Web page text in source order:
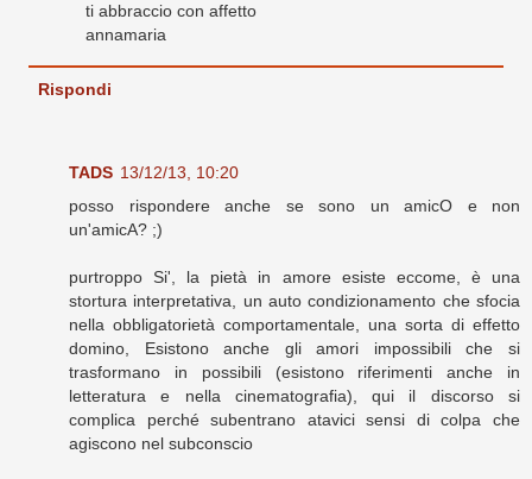
ti abbraccio con affetto
annamaria
Rispondi
TADS 13/12/13, 10:20
posso rispondere anche se sono un amicO e non
un'amicA? ;)
purtroppo Si', la pietà in amore esiste eccome, è una
stortura interpretativa, un auto condizionamento che sfocia
nella obbligatorietà comportamentale, una sorta di effetto
domino, Esistono anche gli amori impossibili che si
trasformano in possibili (esistono riferimenti anche in
letteratura e nella cinematografia), qui il discorso si
complica perché subentrano atavici sensi di colpa che
agiscono nel subconscio